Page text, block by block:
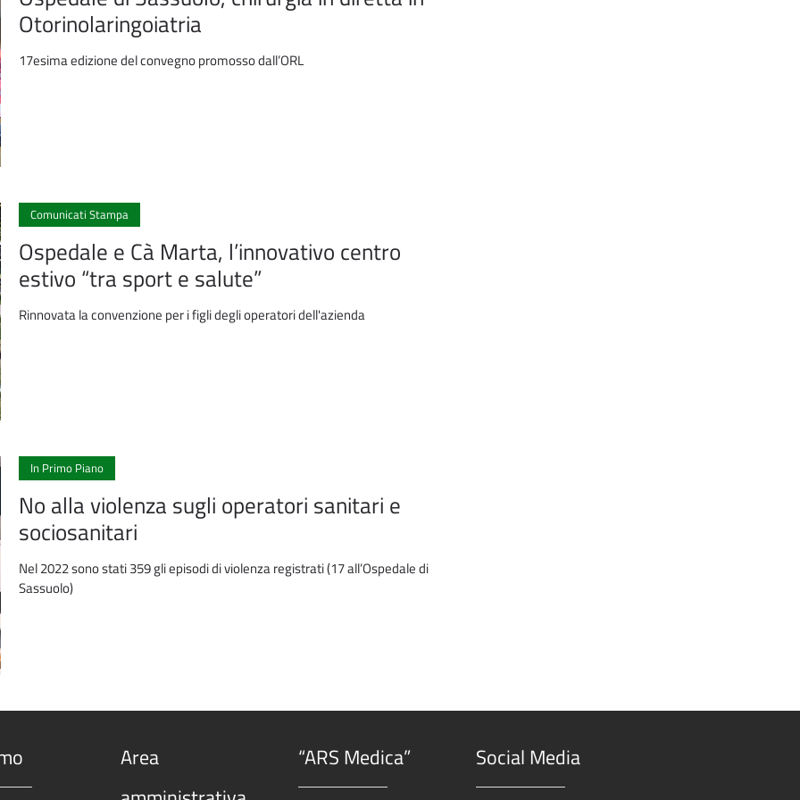
Otorinolaringoiatria
17esima edizione del convegno promosso dall’ORL
Comunicati Stampa
Ospedale e Cà Marta, l’innovativo centro
estivo “tra sport e salute”
Rinnovata la convenzione per i figli degli operatori dell'azienda
In Primo Piano
No alla violenza sugli operatori sanitari e
sociosanitari
Nel 2022 sono stati 359 gli episodi di violenza registrati (17 all’Ospedale di
Sassuolo)
Area
“ARS Medica” Social Media